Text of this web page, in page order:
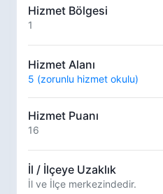
Hizmet Bölgesi
1
Hizmet Alanı
5 (zorunlu hizmet okulu)
Hizmet Puanı
16
İl / İlçeye Uzaklık
İl ve İlçe merkezindedir.